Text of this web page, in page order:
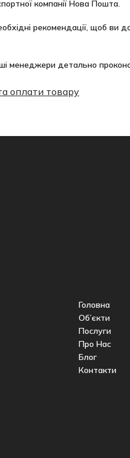
компанії Нова Пошта.
рекомендації, щоб ви
менеджери детально
оплати товару
Головна
Об’єкти
Послуги
Про Нас
Блог
Контакти